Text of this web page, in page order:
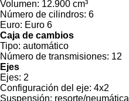
Volumen: 12.900 cm³
Número de cilindros: 6
Euro: Euro 6
Caja de cambios
Tipo: automático
Número de transmisiones: 12
Ejes
Ejes: 2
Configuración del eje: 4x2
Suspensión: resorte/neumática